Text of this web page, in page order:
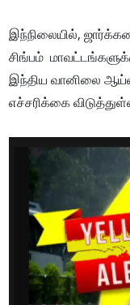
இந்நிலையில்,
சிங்பம்
இந்திய வானிலை
எச்சரிக்கை